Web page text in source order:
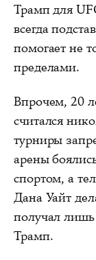
Трамп для
всегда
помогает не
пределами.
Впрочем, 20
считался
турниры
арены
спортом, а
Дана Уайт
получал
Трамп.